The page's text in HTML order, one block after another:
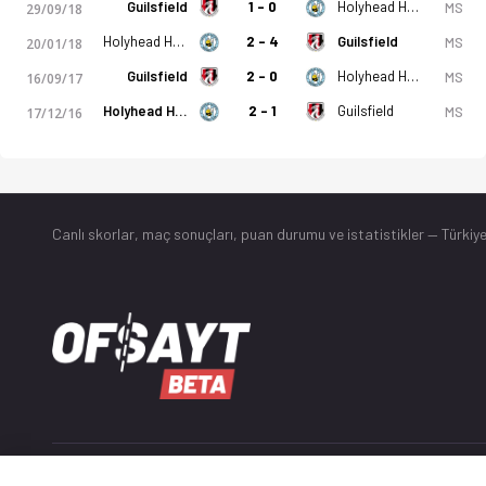
29/09/18 Guilsfield 1 - 0 Holyhead Hotspur MS
20/01/18 Holyhead Hotspur 2 - 4 Guilsfield MS
16/09/17 Guilsfield 2 - 0 Holyhead Hotspur MS
17/12/16 Holyhead Hotspur 2 - 1 Guilsfield MS
Canlı skorlar, maç sonuçları, puan durumu ve istatistikler —